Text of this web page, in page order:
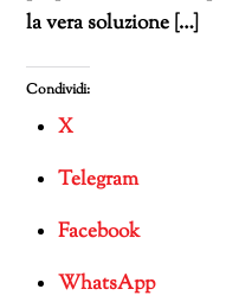
la vera soluzione […]
Condividi:
X
Telegram
Facebook
WhatsApp